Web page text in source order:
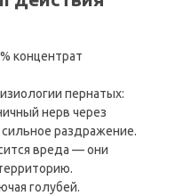
концентрат
пернатых:
нерв через
раздражение.
вреда — они
голубей.